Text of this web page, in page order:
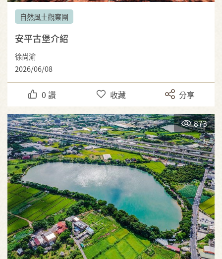
自然風土觀察團
安平古堡介紹
徐尚渝
2026/06/08
0 讚 收藏 分享
873